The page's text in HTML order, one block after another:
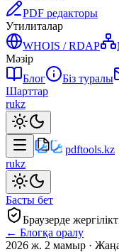
PDF редакторы
Утилиталар
WHOIS / RDAP
Мәзір
Блог
Біз туралы
Шарттар
rukz
pdftools.kz
rukz
Басты бет
Браузерде
← Блогқа оралу
2026 ж. 2 мамыр ·